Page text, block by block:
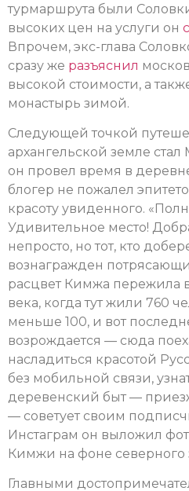
турмаршрута были
высоких цен на услуги он
Впрочем, экс-глава
сразу же разъяснил
высокой стоимости, а
монастырь зимой.
Следующей точкой
архангельской земле
он провел время в
блогер не пожалел
красоту увиденного.
Удивительное место!
непросто, но тот, кто
вознагражден
расцвет Кимжа пережила
века, когда тут жили 760
меньше 100, и вот
возрождается — сюда
насладиться красотой
без мобильной связи,
деревенский быт —
— советует своим
Инстаграм он выложил
Кимжи на фоне северного
Главными